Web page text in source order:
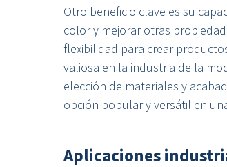
Otro beneficio clave es su
color y mejorar otras
flexibilidad para crear
valiosa en la industria de la
elección de materiales y
opción popular y versátil en
Aplicaciones